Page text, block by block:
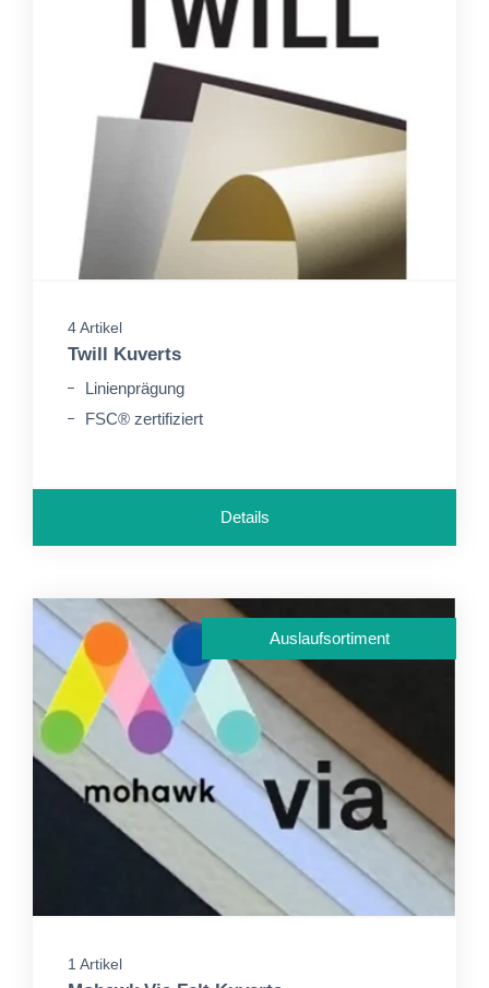
4 Artikel
Twill Kuverts
Linienprägung
FSC® zertifiziert
Details
Auslaufsortiment
1 Artikel